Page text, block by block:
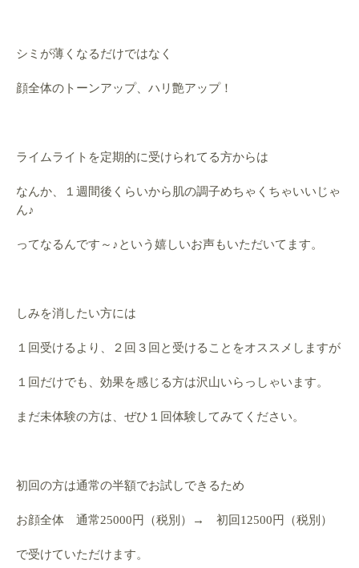
シミが薄くなるだけではなく
顔全体のトーンアップ、ハリ艶アップ！
ライムライトを定期的に受けられてる方からは
なんか、１週間後くらいから肌の調子めちゃくちゃいいじゃ
ん♪
ってなるんです～♪という嬉しいお声もいただいてます。
しみを消したい方には
１回受けるより、２回３回と受けることをオススメしますが
１回だけでも、効果を感じる方は沢山いらっしゃいます。
まだ未体験の方は、ぜひ１回体験してみてください。
初回の方は通常の半額でお試しできるため
お顔全体 通常25000円（税別）→ 初回12500円（税別）
で受けていただけます。